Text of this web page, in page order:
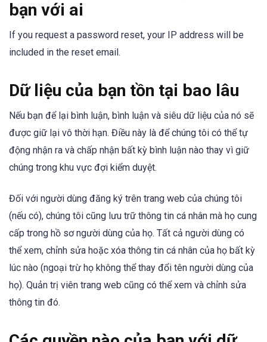
bạn với ai
If you request a password reset, your IP address will be
included in the reset email.
Dữ liệu của bạn tồn tại bao lâu
Nếu bạn để lại bình luận, bình luận và siêu dữ liệu của nó sẽ
được giữ lại vô thời hạn. Điều này là để chúng tôi có thể tự
động nhận ra và chấp nhận bất kỳ bình luận nào thay vì giữ
chúng trong khu vực đợi kiểm duyệt.
Đối với người dùng đăng ký trên trang web của chúng tôi
(nếu có), chúng tôi cũng lưu trữ thông tin cá nhân mà họ cung
cấp trong hồ sơ người dùng của họ. Tất cả người dùng có
thể xem, chỉnh sửa hoặc xóa thông tin cá nhân của họ bất kỳ
lúc nào (ngoại trừ họ không thể thay đổi tên người dùng của
họ). Quản trị viên trang web cũng có thể xem và chỉnh sửa
thông tin đó.